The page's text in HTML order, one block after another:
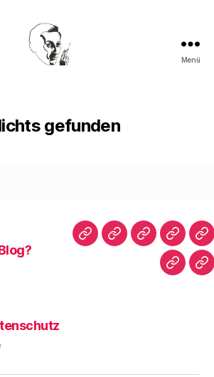
Menü
gefunden
Startseite
WarumBibliografie
Vita
|